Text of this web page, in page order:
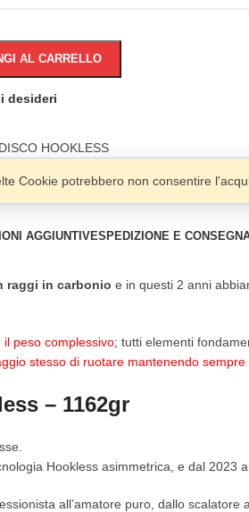
AL CARRELLO
desideri
HOOKLESS
Cookie potrebbero non consentire
AGGIUNTIVESPEDIZIONE E
raggi in carbonio e in questi 2 anni
peso complessivo; tutti elementi
stesso di ruotare mantenendo
– 1162gr
Hookless asimmetrica, e dal 2023
all’amatore puro, dallo